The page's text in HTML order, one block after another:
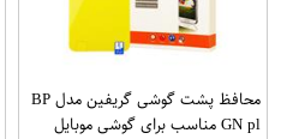
محافظ پشت گوشی گریفین مدل BP
GN pl مناسب برای گوشی موبایل